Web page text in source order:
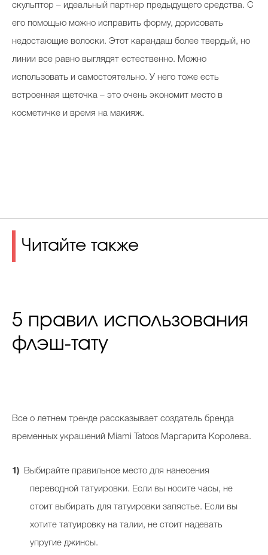
скульптор – идеальный партнер предыдущего средства. С
его помощью можно исправить форму, дорисовать
недостающие волоски. Этот карандаш более твердый, но
линии все равно выглядят естественно. Можно
использовать и самостоятельно. У него тоже есть
встроенная щеточка – это очень экономит место в
косметичке и время на макияж.
Читайте также
5 правил использования
флэш-тату
Все о летнем тренде рассказывает создатель бренда
временных украшений Miami Tatoos Маргарита Королева.
Выбирайте правильное место для нанесения
переводной татуировки. Если вы носите часы, не
стоит выбирать для татуировки запястье. Если вы
хотите татуировку на талии, не стоит надевать
упругие джинсы.